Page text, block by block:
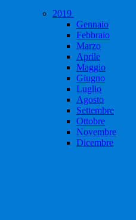
2019
Gennaio
Febbraio
Marzo
Aprile
Maggio
Giugno
Luglio
Agosto
Settembre
Ottobre
Novembre
Dicembre